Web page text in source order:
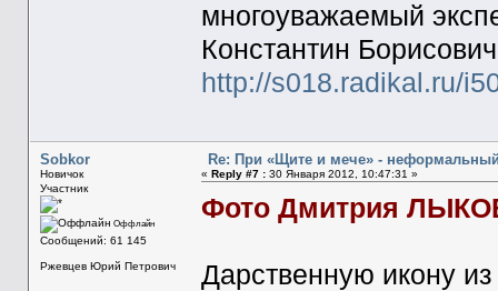
многоуважаемый
Константин
http://s018.radikal.ru/
Sobkor
Новичок
Участник
Оффлайн
Сообщений: 61 145
Ржевцев Юрий Петрович
Re: При «Щите и мече» -
« Reply #7 :30 Января 2012, 10:47:31 »
Фото Дмитрия
Дарственную икону